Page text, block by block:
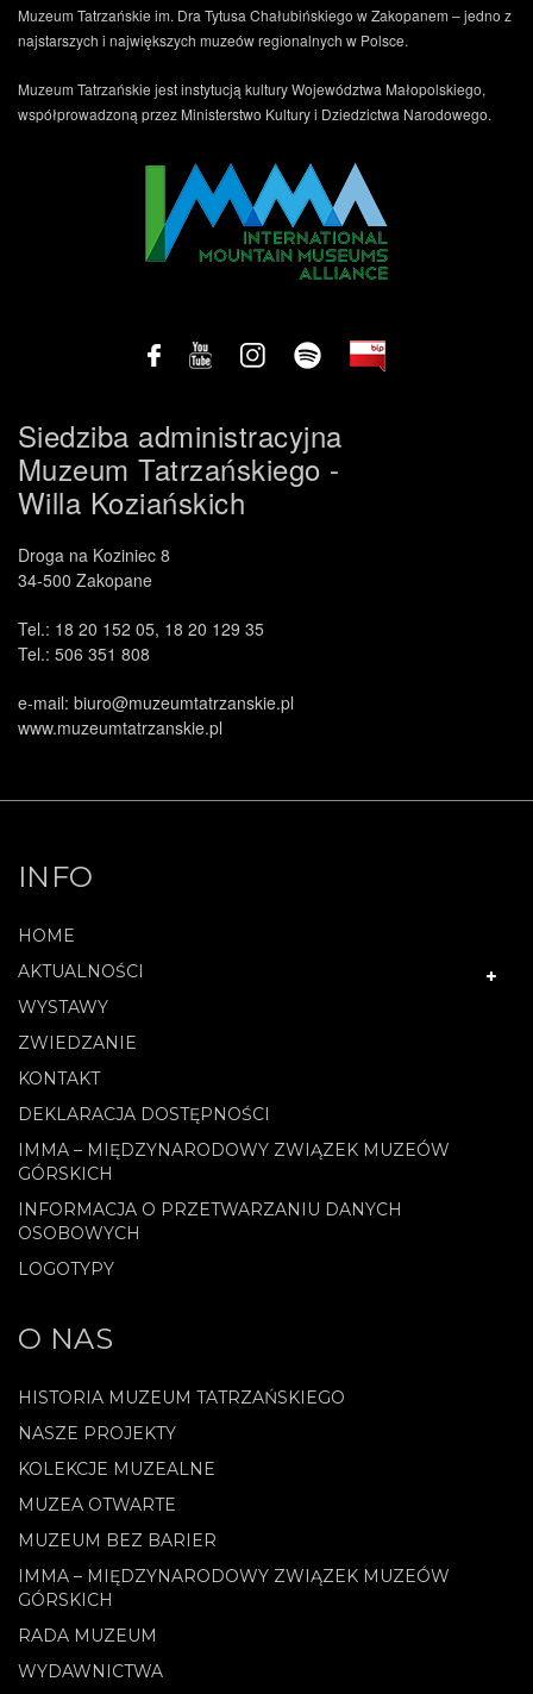
Muzeum Tatrzańskie im. Dra Tytusa Chałubińskiego w Zakopanem – jedno z
najstarszych i największych muzeów regionalnych w Polsce.
Muzeum Tatrzańskie jest instytucją kultury Województwa Małopolskiego,
współprowadzoną przez Ministerstwo Kultury i Dziedzictwa Narodowego.
Siedziba administracyjna
Muzeum Tatrzańskiego -
Willa Koziańskich
Droga na Koziniec 8
34-500 Zakopane
Tel.: 18 20 152 05, 18 20 129 35
Tel.: 506 351 808
e-mail: biuro@muzeumtatrzanskie.pl
www.muzeumtatrzanskie.pl
INFO
HOME
AKTUALNOŚCI
WYSTAWY
ZWIEDZANIE
KONTAKT
DEKLARACJA DOSTĘPNOŚCI
IMMA – MIĘDZYNARODOWY ZWIĄZEK MUZEÓW
GÓRSKICH
INFORMACJA O PRZETWARZANIU DANYCH
OSOBOWYCH
LOGOTYPY
O NAS
HISTORIA MUZEUM TATRZAŃSKIEGO
NASZE PROJEKTY
KOLEKCJE MUZEALNE
MUZEA OTWARTE
MUZEUM BEZ BARIER
IMMA – MIĘDZYNARODOWY ZWIĄZEK MUZEÓW
GÓRSKICH
RADA MUZEUM
WYDAWNICTWA